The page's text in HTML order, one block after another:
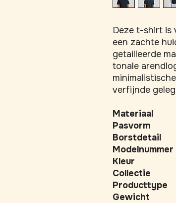
Deze t-shirt is
een zachte
getailleerde
tonale
verfijnde
Materiaal
Pasvorm
Borstdetail
Modelnummer
Kleur
Collectie
Producttype
Gewicht